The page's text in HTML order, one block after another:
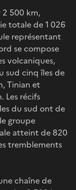
2 500 km,
totale de 1 026
représentant
se compose
volcaniques,
sud cinq îles de
Tinian et
Les récifs
du sud ont de
groupe
atteint de 820
tremblements
chaîne de